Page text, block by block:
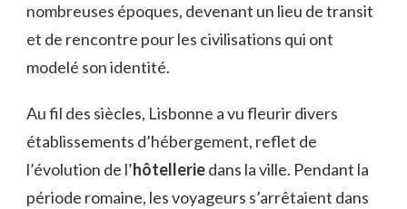
nombreuses époques, devenant un lieu de transit
et de rencontre pour les civilisations qui ont
modelé son identité.
Au fil des siècles, Lisbonne a vu fleurir divers
établissements d’hébergement, reflet de
l’évolution de l’hôtelleriedans la ville. Pendant la
période romaine, les voyageurs s’arrêtaient dans